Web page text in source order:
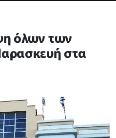
όλων των
στα